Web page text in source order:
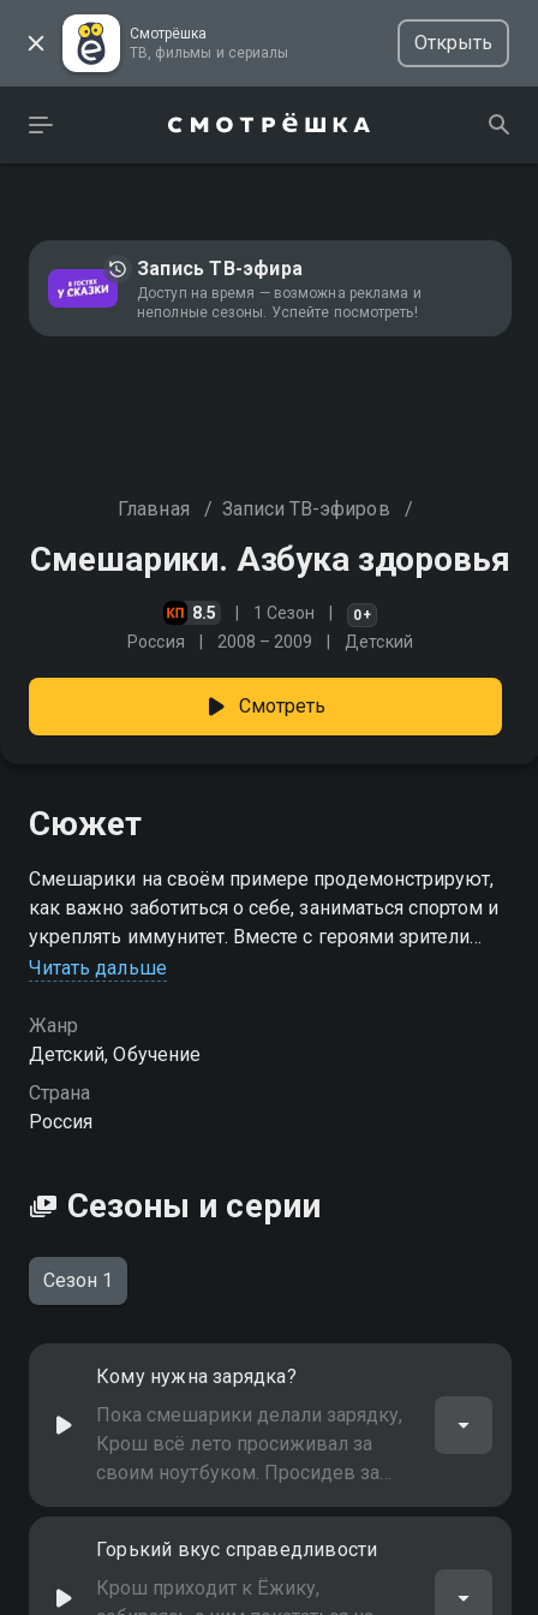
Смотрёшка
ТВ, фильмы и сериалы
Открыть
Запись ТВ-эфира
Доступ на время — возможна реклама и
неполные сезоны. Успейте посмотреть!
Главная / Записи ТВ-эфиров /
Смешарики. Азбука здоровья
8.5 1 Сезон 0+
Россия 2008 – 2009 Детский
Смотреть
Сюжет
Смешарики на своём примере продемонстрируют,
как важно заботиться о себе, заниматься спортом и
укреплять иммунитет. Вместе с героями зрители
научатся простым правилам, которые помогут
Читать дальше
Жанр
Детский, Обучение
Страна
Россия
Сезоны и серии
Сезон 1
Кому нужна зарядка?
Пока смешарики делали зарядку,
Крош всё лето просиживал за
своим ноутбуком. Просидев за
компьютером до самой зимы,
улицу. Когда его друзья позвали
его играть в догонялки, то
Горький вкус справедливости
Крош приходит к Ёжику,